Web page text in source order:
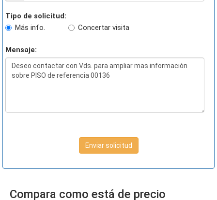
Tipo de solicitud:
Más info.
Concertar visita
Mensaje:
Enviar solicitud
Compara como está de precio